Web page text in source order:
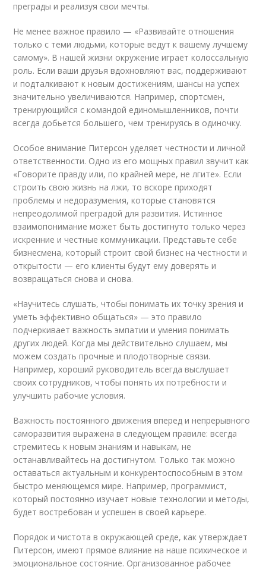
преграды и реализуя свои мечты.
Не менее важное правило — «Развивайте отношения
только с теми людьми, которые ведут к вашему лучшему
самому». В нашей жизни окружение играет колоссальную
роль. Если ваши друзья вдохновляют вас, поддерживают
и подталкивают к новым достижениям, шансы на успех
значительно увеличиваются. Например, спортсмен,
тренирующийся с командой единомышленников, почти
всегда добьется большего, чем тренируясь в одиночку.
Особое внимание Питерсон уделяет честности и личной
ответственности. Одно из его мощных правил звучит как
«Говорите правду или, по крайней мере, не лгите». Если
строить свою жизнь на лжи, то вскоре приходят
проблемы и недоразумения, которые становятся
непреодолимой преградой для развития. Истинное
взаимопонимание может быть достигнуто только через
искренние и честные коммуникации. Представьте себе
бизнесмена, который строит свой бизнес на честности и
открытости — его клиенты будут ему доверять и
возвращаться снова и снова.
«Научитесь слушать, чтобы понимать их точку зрения и
уметь эффективно общаться» — это правило
подчеркивает важность эмпатии и умения понимать
других людей. Когда мы действительно слушаем, мы
можем создать прочные и плодотворные связи.
Например, хороший руководитель всегда выслушает
своих сотрудников, чтобы понять их потребности и
улучшить рабочие условия.
Важность постоянного движения вперед и непрерывного
саморазвития выражена в следующем правиле: всегда
стремитесь к новым знаниям и навыкам, не
останавливайтесь на достигнутом. Только так можно
оставаться актуальным и конкурентоспособным в этом
быстро меняющемся мире. Например, программист,
который постоянно изучает новые технологии и методы,
будет востребован и успешен в своей карьере.
Порядок и чистота в окружающей среде, как утверждает
Питерсон, имеют прямое влияние на наше психическое и
эмоциональное состояние. Организованное рабочее